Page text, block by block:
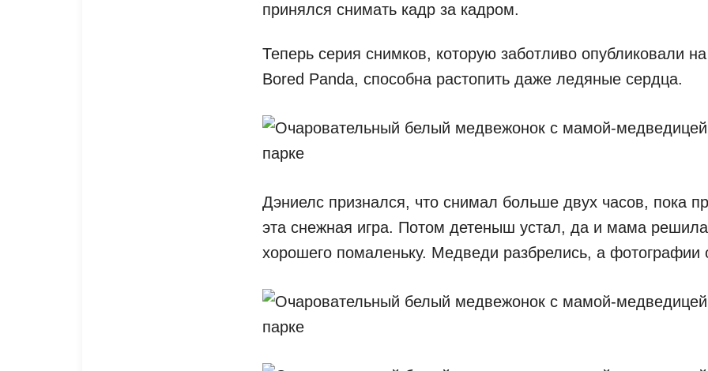
принялся снимать кадр за кадром.
Теперь серия снимков, которую заботливо опубликовали
Bored Panda, способна растопить даже ледяные сердца.
Дэниелс признался, что снимал больше двух часов, пока
эта снежная игра. Потом детеныш устал, да и мама
хорошего помаленьку. Медведи разбрелись, а фотографии